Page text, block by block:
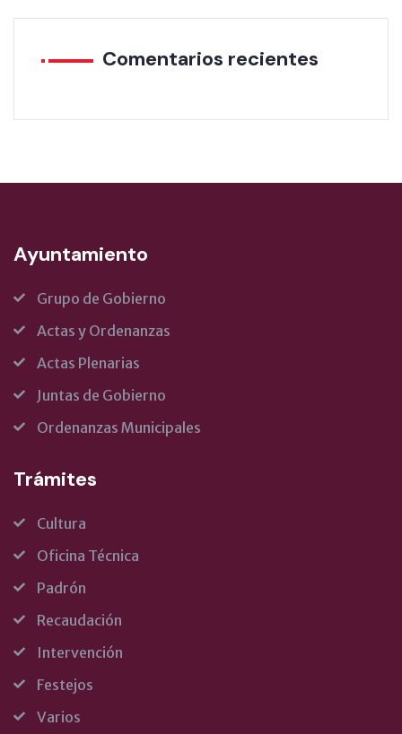
Comentarios recientes
Ayuntamiento
Grupo de Gobierno
Actas y Ordenanzas
Actas Plenarias
Juntas de Gobierno
Ordenanzas Municipales
Trámites
Cultura
Oficina Técnica
Padrón
Recaudación
Intervención
Festejos
Varios